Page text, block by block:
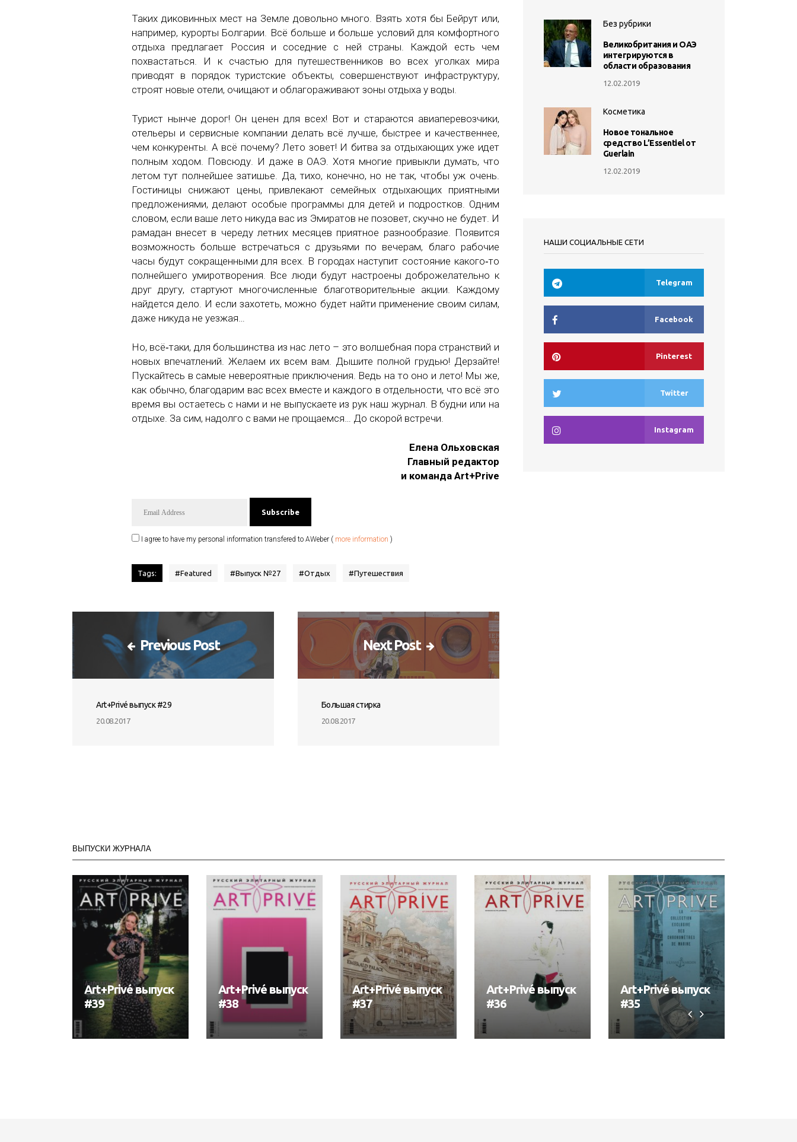
Таких диковинных мест на Земле довольно много. Взять хотя бы Бейрут или,
например, курорты Болгарии. Всё больше и больше условий для комфортного
отдыха предлагает Россия и соседние с ней страны. Каждой есть чем
похвастаться. И к счастью для путешественников во всех уголках мира
приводят в порядок туристские объекты, совершенствуют инфраструктуру,
строят новые отели, очищают и облагораживают зоны отдыха у воды.
Турист нынче дорог! Он ценен для всех! Вот и стараются авиаперевозчики,
отельеры и сервисные компании делать всё лучше, быстрее и качественнее,
чем конкуренты. А всё почему? Лето зовет! И битва за отдыхающих уже идет
полным ходом. Повсюду. И даже в ОАЭ. Хотя многие привыкли думать, что
летом тут полнейшее затишье. Да, тихо, конечно, но не так, чтобы уж очень.
Гостиницы снижают цены, привлекают семейных отдыхающих приятными
предложениями, делают особые программы для детей и подростков. Одним
словом, если ваше лето никуда вас из Эмиратов не позовет, скучно не будет. И
рамадан внесет в череду летних месяцев приятное разнообразие. Появится
возможность больше встречаться с друзьями по вечерам, благо рабочие
часы будут сокращенными для всех. В городах наступит состояние какого‑то
полнейшего умиротворения. Все люди будут настроены доброжелательно к
друг другу, стартуют многочисленные благотворительные акции. Каждому
найдется дело. И если захотеть, можно будет найти применение своим силам,
даже никуда не уезжая…
Но, всё‑таки, для большинства из нас лето – это волшебная пора странствий и
новых впечатлений. Желаем их всем вам. Дышите полной грудью! Дерзайте!
Пускайтесь в самые невероятные приключения. Ведь на то оно и лето! Мы же,
как обычно, благодарим вас всех вместе и каждого в отдельности, что всё это
время вы остаетесь с нами и не выпускаете из рук наш журнал. В будни или на
отдыхе. За сим, надолго с вами не прощаемся… До скорой встречи.
Елена Ольховская
Главный редактор
и команда Art+Prive
I agree to have my personal information transfered to AWeber ( more information )
Tags: #Featured #Выпуск №27 #Отдых #Путешествия
Previous Post
Art+Privé выпуск #29
20.08.2017
Next Post
Большая стирка
20.08.2017
Без рубрики
Великобритания и ОАЭ
интегрируются в
области образования
12.02.2019
Косметика
Новое тональное
средство L’Essentiel от
Guerlain
12.02.2019
НАШИ СОЦИАЛЬНЫЕ СЕТИ
Telegram
Facebook
Pinterest
Twitter
Instagram
ВЫПУСКИ ЖУРНАЛА
Art+Privé выпуск
#39
Art+Privé выпуск
#38
Art+Privé выпуск
#37
Art+Privé выпуск
#36
Art+Privé выпуск
#35